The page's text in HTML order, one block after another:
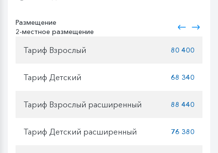
Размещение
2-местное размещение
Тариф Взрослый 80 400
Тариф Детский 68 340
Тариф Взрослый расширенный 88 440
Тариф Детский расширенный 76 380